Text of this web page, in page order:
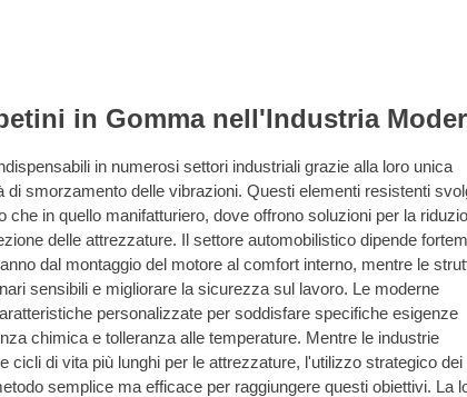
in Gomma nell'Industria
in numerosi settori industriali grazie alla loro unica
di smorzamento delle vibrazioni. Questi elementi resistenti
in quello manifatturiero, dove offrono soluzioni per la
delle attrezzature. Il settore automobilistico dipende
dal montaggio del motore al comfort interno, mentre le
sensibili e migliorare la sicurezza sul lavoro. Le moderne
personalizzate per soddisfare specifiche esigenze
chimica e tolleranza alle temperature. Mentre le industrie
cicli di vita più lunghi per le attrezzature, l'utilizzo strategico dei
semplice ma efficace per raggiungere questi obiettivi. La